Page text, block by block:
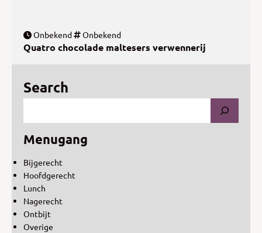
Onbekend Onbekend
Quatro chocolade maltesers verwennerij
Search
Menugang
Bijgerecht
Hoofdgerecht
Lunch
Nagerecht
Ontbijt
Overige